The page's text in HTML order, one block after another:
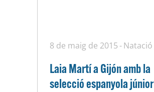
8 de maig de 2015 Natació
Laia Martí a Gijón amb la
selecció espanyola júnior